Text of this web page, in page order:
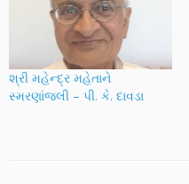
નવોદિતની છબી સ્પષ્ટ કરે છે,
આશા રાખીએ કે ભવિષ્યમાં વધુ
સત્વશીલ અને ચિંતનપ્રેરક
લખાણ તેમની કલમે મળતું રહેશે
તેવી આશા સહ…
શ્રી મહેન્દ્ર મહેતાને
સ્મરણાંજલી – પી. કે. દાવડા